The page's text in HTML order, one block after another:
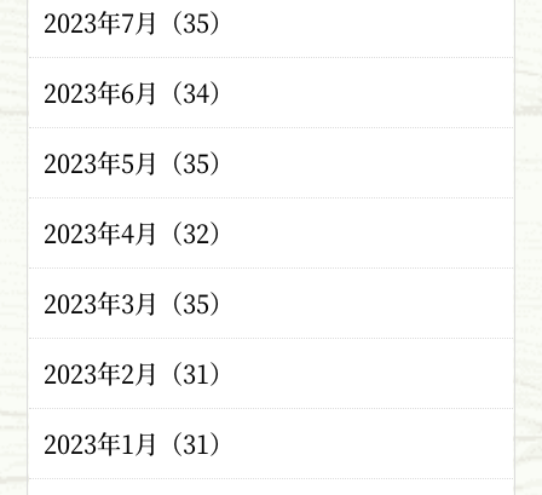
2023年7月（35）
2023年6月（34）
2023年5月（35）
2023年4月（32）
2023年3月（35）
2023年2月（31）
2023年1月（31）